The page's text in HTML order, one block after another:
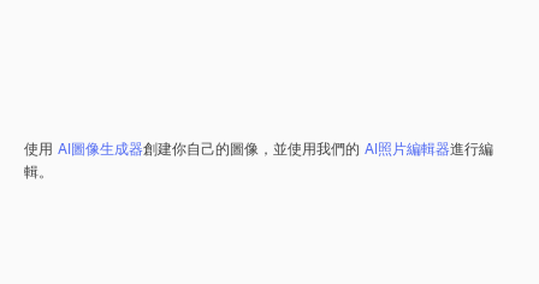
使用 AI圖像生成器創建你自己的圖像，並使用我們的 AI照片編輯器進行編
輯。